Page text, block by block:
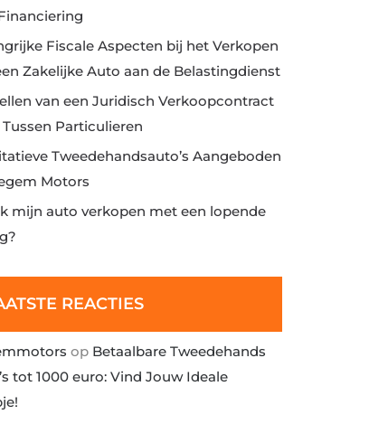
Fiscale Aspecten bij het Verkopen
Zakelijke Auto aan de Belastingdienst
van een Juridisch Verkoopcontract
Particulieren
Tweedehandsauto’s Aangeboden
Motors
mijn auto verkopen met een lopende
REACTIES
op Betaalbare Tweedehands
tot 1000 euro: Vind Jouw Ideale